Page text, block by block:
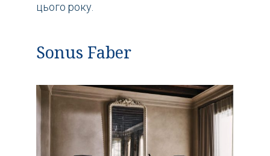
цього року.
Sonus Faber